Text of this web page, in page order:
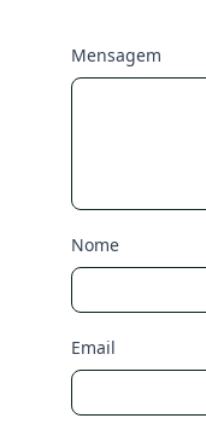
Mensagem
Nome
Email